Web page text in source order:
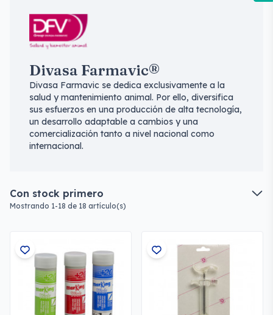
Divasa Farmavic®
Divasa Farmavic se dedica exclusivamente a la
salud y mantenimiento animal. Por ello, diversifica
sus esfuerzos en una producción de alta tecnología,
un desarrollo adaptable a cambios y una
comercialización tanto a nivel nacional como
internacional.
Con stock primero
Mostrando 1-18 de 18 artículo(s)